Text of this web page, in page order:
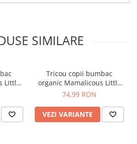
SIMILARE
Little
Tricou copii bumbac
organic Mamalicous Little
Lucca
74,99 RON
VEZI VARIANTE